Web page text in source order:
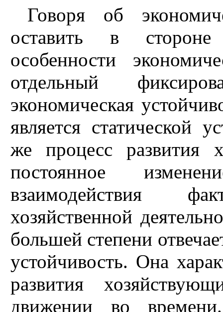
Говоря об
оставить в стороне
особенности
отдельный
экономическая
является статической
же процесс развития
постоянное
взаимодействия
хозяйственной
большей степени
устойчивость. Она
развития
движении во